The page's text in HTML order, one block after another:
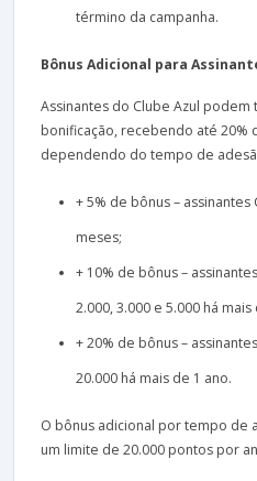
término da campanha.
Bônus Adicional para
Assinantes do Clube Azul podem
bonificação, recebendo até 20%
dependendo do tempo de
+ 5% de bônus – assinantes
meses;
+ 10% de bônus –
2.000, 3.000 e 5.000 há mais
+ 20% de bônus –
20.000 há mais de 1 ano.
O bônus adicional por tempo de
um limite de 20.000 pontos por